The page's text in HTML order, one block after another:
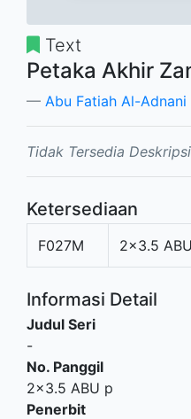
Text
Petaka Akhir
Abu Fatiah Al-Adnani
Tidak Tersedia Deskripsi
Ketersediaan
F027M 2x3.5
Informasi Detail
Judul Seri
-
No. Panggil
2x3.5 ABU p
Penerbit